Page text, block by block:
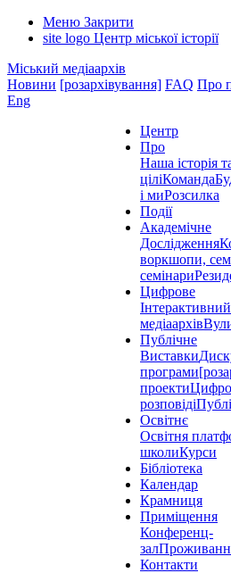
Меню Закрити
site logo Центр міської історії
Міський медіаархів
Новини [розархівування] FAQ Про
Eng
Центр
Про
Наша історія
ціліКоманда
і миРозсилка
Події
Академічне
Дослідження
воркшопи,
семінари
Цифрове
медіаархів
Публічне
Виставки
програми
проекти
розповіді
Освітнє
Освітня
школиКурси
Бібліотека
Календар
Крамниця
Приміщення
Конференц-
зал
Контакти